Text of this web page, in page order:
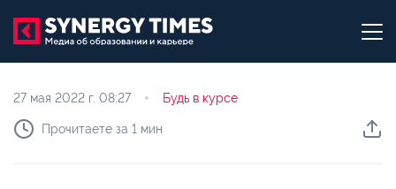
27 мая 2022 г. 08:27 Будь в курсе
Прочитаете за 1 мин